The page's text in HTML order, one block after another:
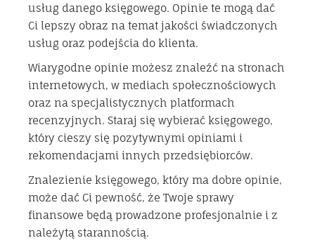
usług danego księgowego. Opinie te mogą dać
Ci lepszy obraz na temat jakości świadczonych
usług oraz podejścia do klienta.
Wiarygodne opinie możesz znaleźć na stronach
internetowych, w mediach społecznościowych
oraz na specjalistycznych platformach
recenzyjnych. Staraj się wybierać księgowego,
który cieszy się pozytywnymi opiniami i
rekomendacjami innych przedsiębiorców.
Znalezienie księgowego, który ma dobre opinie,
może dać Ci pewność, że Twoje sprawy
finansowe będą prowadzone profesjonalnie i z
należytą starannością.